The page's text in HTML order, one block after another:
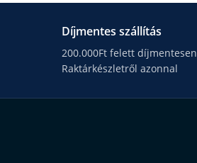
Díjmentes szállítás
200.000Ft felett díjmentesen
Raktárkészletről azonnal